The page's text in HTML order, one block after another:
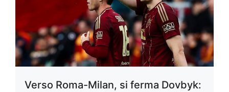
Verso Roma-Milan, si ferma Dovbyk: